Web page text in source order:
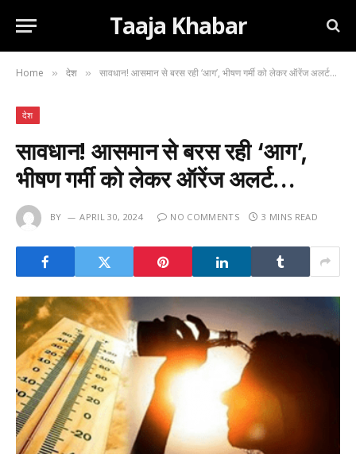
Taaja Khabar
Home » देश » सावधान! आसमान से बरस रही ‘आग’, भीषण गर्मी को लेकर ऑरेंज अलर्ट…
देश
सावधान! आसमान से बरस रही ‘आग’,
भीषण गर्मी को लेकर ऑरेंज अलर्ट…
BY APRIL 30, 2024 NO COMMENTS 3 MINS READ